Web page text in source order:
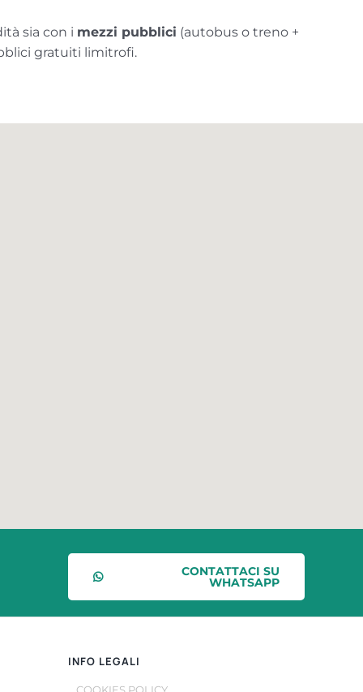
sia con i mezzi pubblici (autobus o treno +
gratuiti limitrofi.
CONTATTACI SU
WHATSAPP
INFO LEGALI